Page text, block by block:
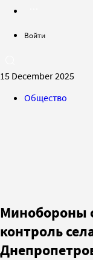
Войти
15 December 2025
Общество
Минобороны
контроль